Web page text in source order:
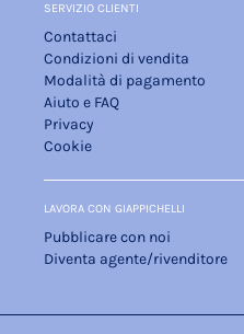
SERVIZIO CLIENTI
Contattaci
Condizioni di vendita
Modalità di pagamento
Aiuto e FAQ
Privacy
Cookie
LAVORA CON GIAPPICHELLI
Pubblicare con noi
Diventa agente/rivenditore